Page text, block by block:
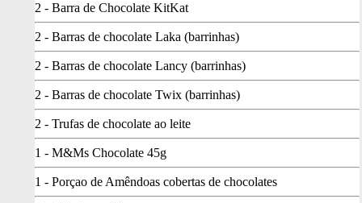
2 - Barra de Chocolate KitKat
2 - Barras de chocolate Laka (barrinhas)
2 - Barras de chocolate Lancy (barrinhas)
2 - Barras de chocolate Twix (barrinhas)
2 - Trufas de chocolate ao leite
1 - M&Ms Chocolate 45g
1 - Porçao de Amêndoas cobertas de chocolates